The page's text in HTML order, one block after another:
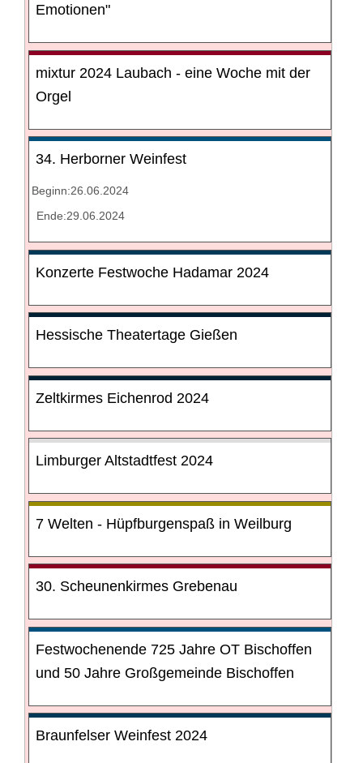
Emotionen"
mixtur 2024 Laubach - eine Woche mit der
Orgel
34. Herborner Weinfest
Beginn:26.06.2024
Ende:29.06.2024
Konzerte Festwoche Hadamar 2024
Hessische Theatertage Gießen
Zeltkirmes Eichenrod 2024
Limburger Altstadtfest 2024
7 Welten - Hüpfburgenspaß in Weilburg
30. Scheunenkirmes Grebenau
Festwochenende 725 Jahre OT Bischoffen
und 50 Jahre Großgemeinde Bischoffen
Braunfelser Weinfest 2024